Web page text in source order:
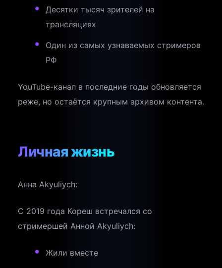
Десятки тысяч зрителей на
трансляциях
Один из самых узнаваемых стримеров
РФ
YouTube-канал в последние годы обновляется
реже, но остаётся крупным архивом контента.
Личная жизнь
Анна Akyuliych:
С 2019 года Кореш встречался со
стримершей Анной Akyuliych:
Жили вместе